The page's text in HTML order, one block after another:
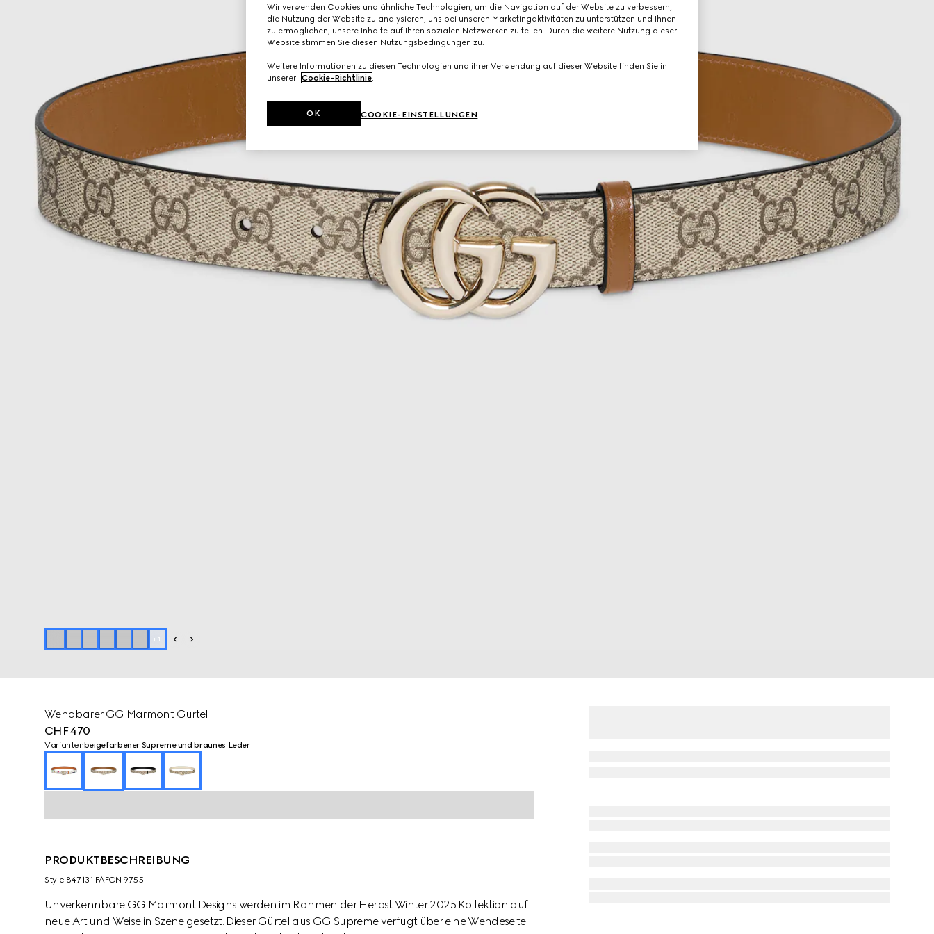
+ 1
Wendbarer GG Marmont Gürtel
CHF 470
Varianten beigefarbener Supreme und braunes Leder
PRODUKTBESCHREIBUNG
Style ‎847131 FAFCN 9755
Unverkennbare GG Marmont Designs werden im Rahmen der Herbst Winter 2025 Kollektion auf
neue Art und Weise in Szene gesetzt. Dieser Gürtel aus GG Supreme verfügt über eine Wendeseite
Wir verwenden Cookies und ähnliche Technologien, um die Navigation auf der Website zu verbessern,
die Nutzung der Website zu analysieren, uns bei unseren Marketingaktivitäten zu unterstützen und Ihnen
zu ermöglichen, unsere Inhalte auf Ihren sozialen Netzwerken zu teilen. Durch die weitere Nutzung dieser
Website stimmen Sie diesen Nutzungsbedingungen zu.
Weitere Informationen zu diesen Technologien und ihrer Verwendung auf dieser Website finden Sie in
unserer Cookie-Richtlinie
COOKIE-EINSTELLUNGEN
OK